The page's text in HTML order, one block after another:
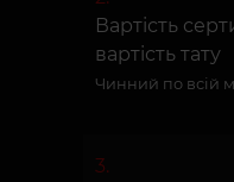
Вартість
вартість тату
Чинний по всій